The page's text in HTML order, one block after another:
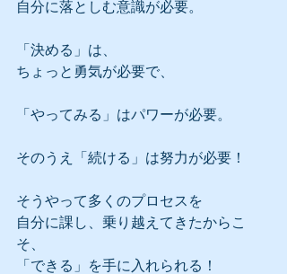
自分に落としむ意識が必要。
「決める」は、
ちょっと勇気が必要で、
「やってみる」はパワーが必要。
そのうえ「続ける」は努力が必要！
そうやって多くのプロセスを
自分に課し、乗り越えてきたからこ
そ、
「できる」を手に入れられる！